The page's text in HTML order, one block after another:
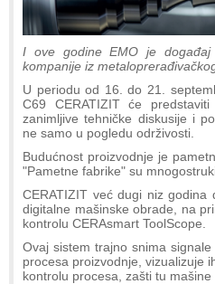
I ove godine EMO je
kompanije iz
U periodu od 16. do 21.
C69 CERATIZIT će
zanimljive tehničke diskusije i
ne samo u pogledu održivosti.
Budućnost proizvodnje je
"Pametne fabrike" su
CERATIZIT već dugi niz
digitalne mašinske obrade, na
kontrolu CERAsmart ToolScope.
Ovaj sistem trajno snima
procesa proizvodnje, vizualizuje
kontrolu procesa, zašti tu mašine